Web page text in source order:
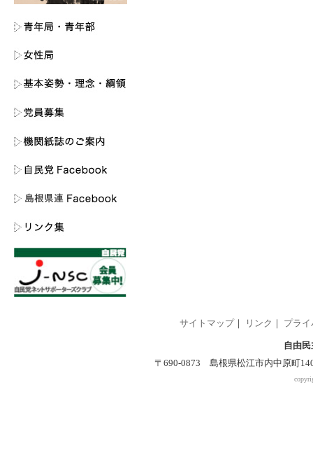
サイトマップ｜ リンク プラ
自由
〒690-0873 島根県松江市内中原町